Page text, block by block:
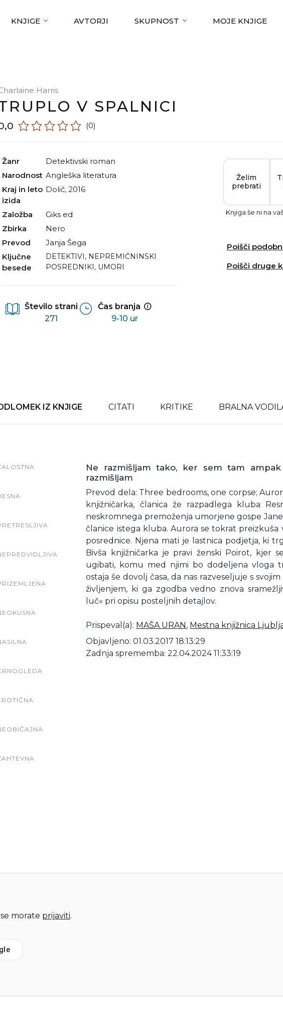
KNJIGE AVTORJI SKUPNOST MOJE KNJIGE
Harris
V SPALNICI
(0)
Žanr
detektivski roman
Narodnost
angleška literatura
Kraj in leto
izida
Dolič, 2016
Založba
Giks ed
Zbirka
Nero
Prevod
Janja Šega
Ključne
besede
DETEKTIVI, NEPREMIČNINSKI
POSREDNIKI, UMORI
Število strani
271
Čas branja
9-10 ur
Želim
prebrati
Knjiga še ni na
Poišči
Poišči druge
IZ KNJIGE CITATI KRITIKE BRALNA
Ne razmišljam tako, ker sem tam
razmišljam
Prevod dela: Three bedrooms, one corpse;
knjižničarka, članica že razpadlega kluba
neskromnega premoženja umorjene gospe
članice istega kluba. Aurora se tokrat preizkuša
posrednice. Njena mati je lastnica podjetja, ki
Bivša knjižničarka je pravi ženski Poirot, kjer
ugibati, komu med njimi bo dodeljena vloga
ostaja še dovolj časa, da nas razveseljuje s
življenjem, ki ga zgodba vedno znova
luč« pri opisu posteljnih detajlov.
Prispeval(a): MAŠA URAN, Mestna knjižnica
Objavljeno: 01.03.2017 18:13:29
Zadnja sprememba: 22.04.2024 11:33:19
morate prijaviti.